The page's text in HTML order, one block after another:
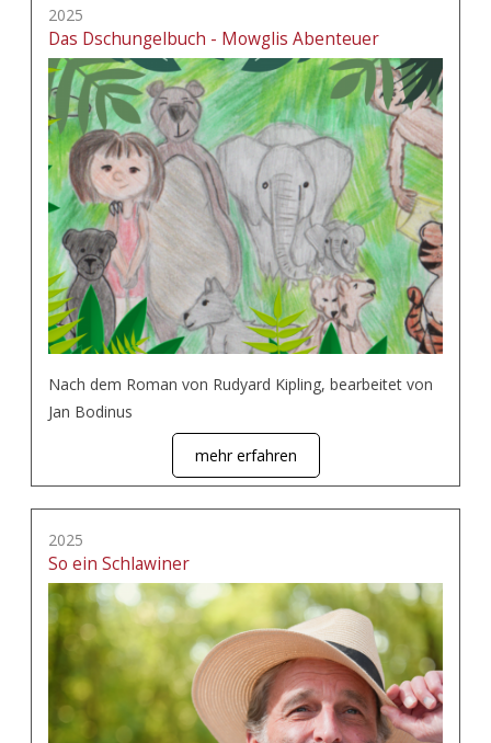
2025
Das Dschungelbuch - Mowglis Abenteuer
Nach dem Roman von Rudyard Kipling, bearbeitet von
Jan Bodinus
mehr erfahren
2025
So ein Schlawiner